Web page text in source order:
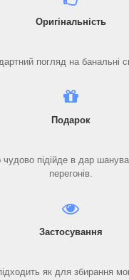
Оригінальність
погляд на банальні
Подарок
чудово підійде в дар
перегонів.
Застосування
як для збирання